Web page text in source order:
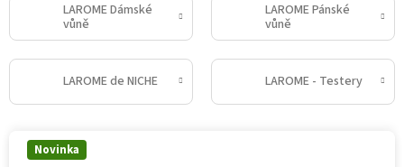
LAROME Dámské
vůně
LAROME Pánské
vůně
LAROME de NICHE LAROME - Testery
Novinka